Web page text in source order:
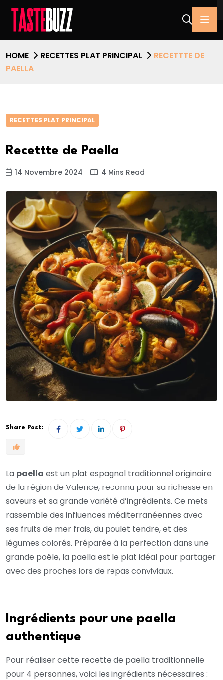
HOME RECETTES PLAT PRINCIPAL
RECETTTE DE
PAELLA
RECETTES PLAT PRINCIPAL
Recettte de Paella
14 Novembre 2024 4 Mins Read
Share Post:
La paella est un plat espagnol traditionnel originaire
de la région de Valence, reconnu pour sa richesse en
saveurs et sa grande variété d’ingrédients. Ce mets
rassemble des influences méditerranéennes avec
ses fruits de mer frais, du poulet tendre, et des
légumes colorés. Préparée à la perfection dans une
grande poêle, la paella est le plat idéal pour partager
avec des proches lors de repas conviviaux.
Ingrédients pour une paella
authentique
Pour réaliser cette recette de paella traditionnelle
pour 4 personnes, voici les ingrédients nécessaires :